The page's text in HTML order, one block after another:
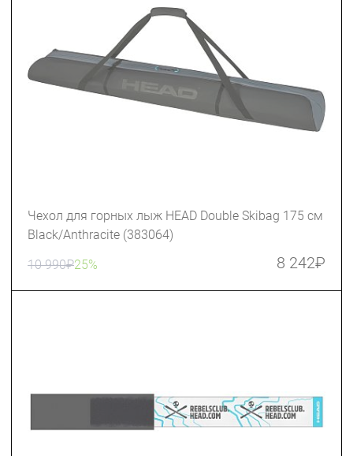
Чехол для горных лыж HEAD Double Skibag 175 см
Black/Anthracite (383064)
10 990₽25% 8 242₽